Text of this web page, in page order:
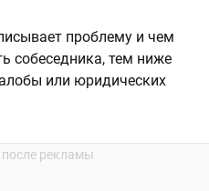
проблему и чем
собеседника, тем ниже
или юридических